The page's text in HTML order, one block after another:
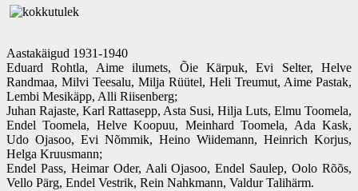
Aastakäigud 1931-1940
Eduard Rohtla, Aime ilumets, Õie Kärpuk, Evi Selter, Helve
Randmaa, Milvi Teesalu, Milja Rüütel, Heli Treumut, Aime Pastak,
Lembi Mesikäpp, Alli Riisenberg;
Juhan Rajaste, Karl Rattasepp, Asta Susi, Hilja Luts, Elmu Toomela,
Endel Toomela, Helve Koopuu, Meinhard Toomela, Ada Kask,
Udo Ojasoo, Evi Nõmmik, Heino Wiidemann, Heinrich Korjus,
Helga Kruusmann;
Endel Pass, Heimar Oder, Aali Ojasoo, Endel Saulep, Oolo Rõõs,
Vello Pärg, Endel Vestrik, Rein Nahkmann, Valdur Talihärm.